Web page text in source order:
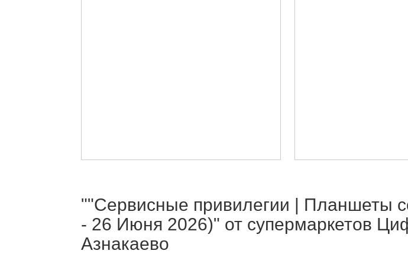
""Сервисные привилегии | Планшеты
- 26 Июня 2026)" от супермаркетов
Азнакаево